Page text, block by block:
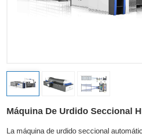
Máquina De Urdido Seccional
La máquina de urdido seccional